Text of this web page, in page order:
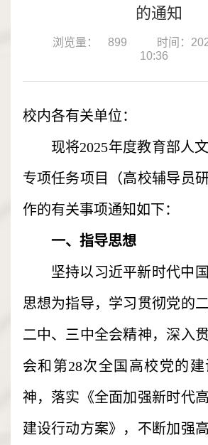
的通知
浏览量： 899
时间：
10:36
校内各有关单位：
现将2025年度教育部人
专项任务项目（高校辅导员
作的有关事项通知如下：
一、指导思想
坚持以习近平新时代中
思想为指导，学习贯彻党的
二中、三中全会精神，深入
会和第28次全国高校党的
神，落实《全面加强新时代
建设行动方案》，不断加强